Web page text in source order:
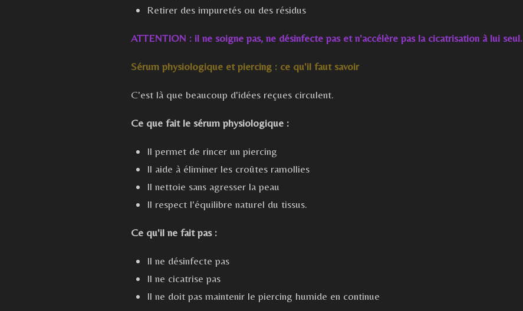
Retirer des impuretés ou des résidus
ATTENTION : il ne soigne pas, ne désinfecte pas et n'accélère pas la cicatrisation à lui seul.
Sérum physiologique et piercing : ce qu'il faut savoir
C'est là que beaucoup d'idées reçues circulent.
Ce que fait le sérum physiologique :
Il permet de rincer un piercing
Il aide à éliminer les croûtes ramollies
Il nettoie sans agresser la peau
Il respect l'équilibre naturel du tissus.
Ce qu'il ne fait pas :
Il ne désinfecte pas
Il ne cicatrise pas
Il ne doit pas maintenir le piercing humide en continue